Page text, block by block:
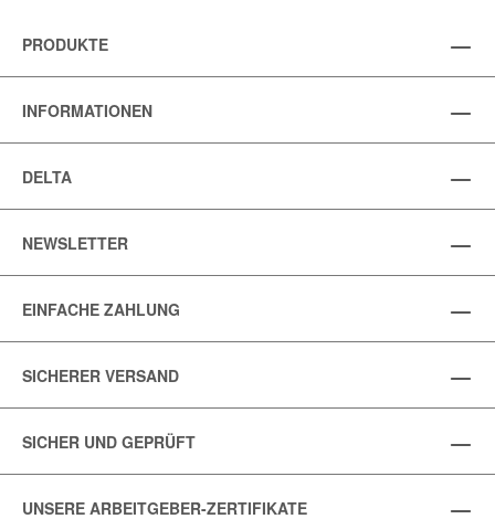
PRODUKTE
INFORMATIONEN
DELTA
NEWSLETTER
EINFACHE ZAHLUNG
SICHERER VERSAND
SICHER UND GEPRÜFT
UNSERE ARBEITGEBER-ZERTIFIKATE